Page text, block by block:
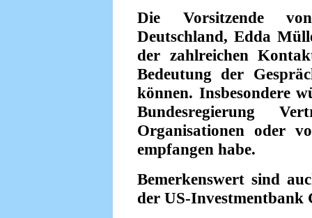
Die Vorsitzende
Deutschland, Edda
der zahlreichen
Bedeutung der
können. Insbesondere
Bundesregierung
Organisationen oder
empfangen habe.
Bemerkenswert sind
der US-Investmentbank